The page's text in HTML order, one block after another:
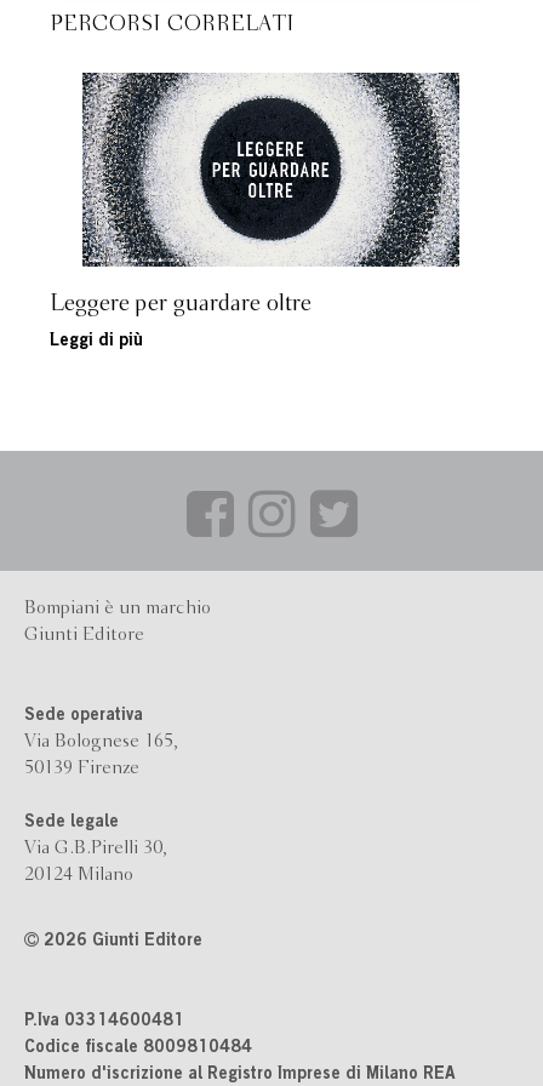
PERCORSI CORRELATI
Leggere per guardare oltre
Leggi di più
Bompiani è un marchio
Giunti Editore
Sede operativa
Via Bolognese 165,
50139 Firenze
Sede legale
Via G.B.Pirelli 30,
20124 Milano
2026 Giunti Editore
P.Iva 03314600481
Codice fiscale 8009810484
Numero d'iscrizione al Registro Imprese di Milano REA